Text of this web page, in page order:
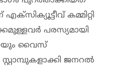
കമ്മിറ്റി
പരസ്യമായി
വൈസ്
ജനറൽ